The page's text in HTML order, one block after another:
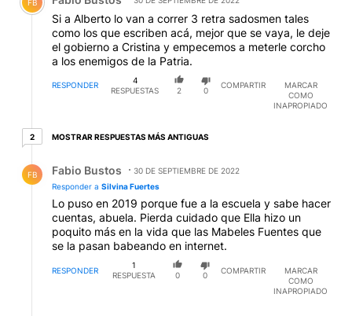
FB
Si a Alberto lo van a correr 3 retra sadosmen tales
como los que escriben acá, mejor que se vaya, le deje
el gobierno a Cristina y empecemos a meterle corcho
a los enemigos de la Patria.
RESPONDER
4
RESPUESTAS
2 0
COMPARTIR
MARCAR
COMO
INAPROPIADO
22 respuestas más antiguas
MOSTRAR RESPUESTAS MÁS ANTIGUAS
FB Fabio Bustos
30 DE SEPTIEMBRE DE 2022
Responder a Silvina Fuertes
Lo puso en 2019 porque fue a la escuela y sabe hacer
cuentas, abuela. Pierda cuidado que Ella hizo un
poquito más en la vida que las Mabeles Fuentes que
se la pasan babeando en internet.
RESPONDER
1
RESPUESTA
0 0
COMPARTIR
MARCAR
COMO
INAPROPIADO